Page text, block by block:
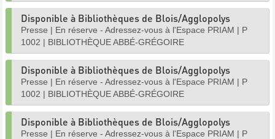
Disponible à Bibliothèques de Blois/Agglopolys
Presse | En réserve - Adressez-vous à l'Espace PRIAM | P
1002 | BIBLIOTHÈQUE ABBÉ-GRÉGOIRE
Disponible à Bibliothèques de Blois/Agglopolys
Presse | En réserve - Adressez-vous à l'Espace PRIAM | P
1002 | BIBLIOTHÈQUE ABBÉ-GRÉGOIRE
Disponible à Bibliothèques de Blois/Agglopolys
Presse | En réserve - Adressez-vous à l'Espace PRIAM | P